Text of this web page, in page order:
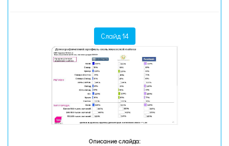
Слайд 14
Описание слайда: